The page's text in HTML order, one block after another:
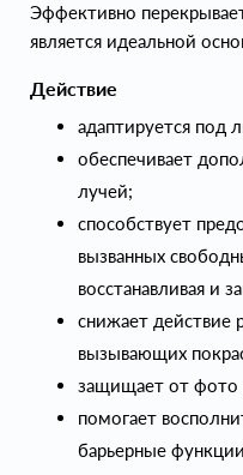
Эффективно
является идеальной
Действие
адаптируется под
обеспечивает
лучей;
способствует
вызванных
восстанавливая и
снижает действие
вызывающих
защищает от фото
помогает
барьерные